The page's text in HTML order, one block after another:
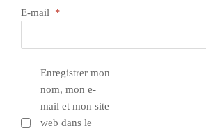
E-mail *
Enregistrer mon
nom, mon e-
mail et mon site
web dans le